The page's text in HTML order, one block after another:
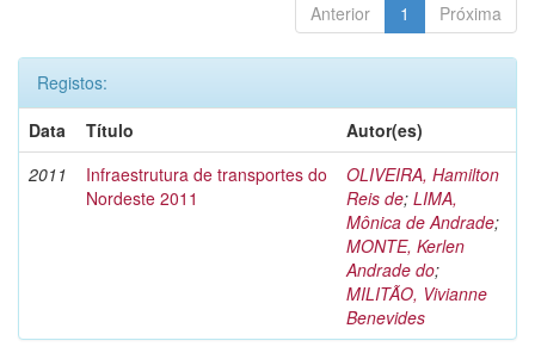
Anterior 1 Próxima
Registos:
Data
Título
Autor(es)
2011
Infraestrutura de transportes do
Nordeste 2011
OLIVEIRA, Hamilton
Reis de; LIMA,
Mônica de Andrade;
MONTE, Kerlen
Andrade do;
MILITÃO, Vivianne
Benevides